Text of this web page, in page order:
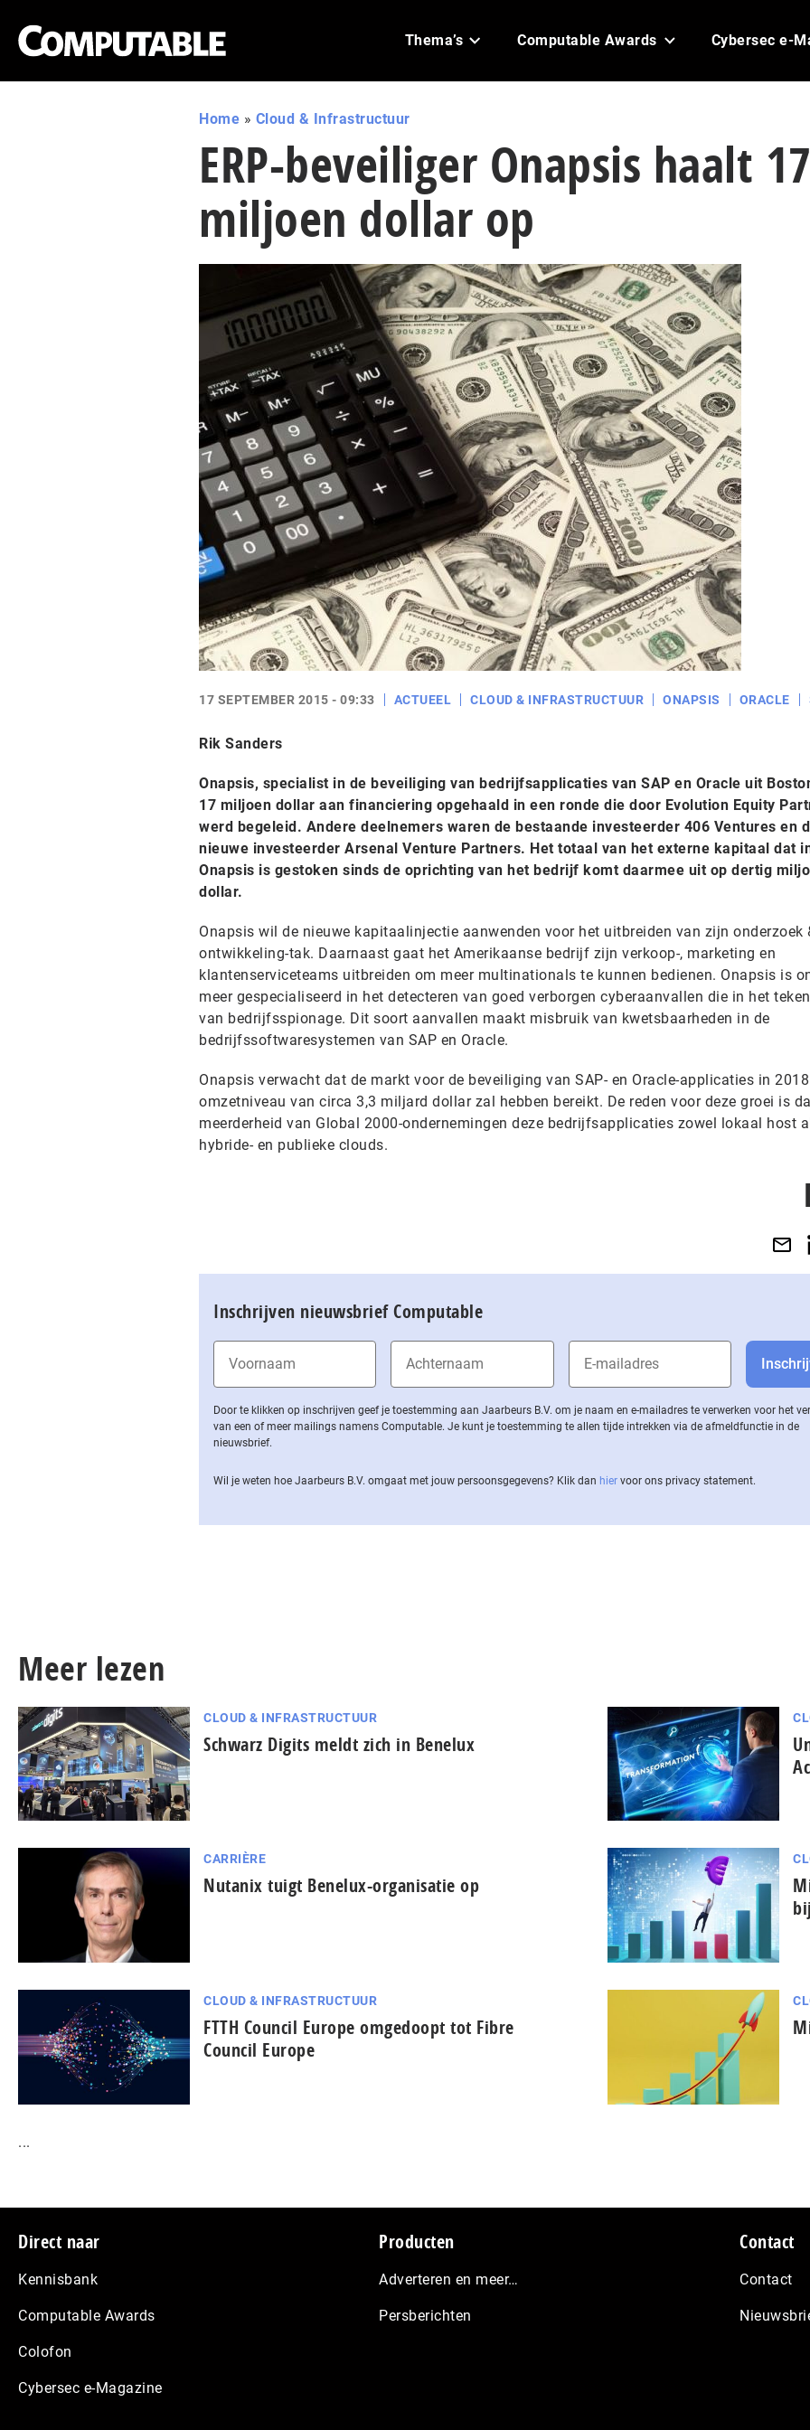
Thema’s Computable Awards Cybersec e-
Home » Cloud & Infrastructuur
ERP-beveiliger Onapsis haalt 17
miljoen dollar op
17 SEPTEMBER 2015 - 09:33 ACTUEEL CLOUD & INFRASTRUCTUUR ONAPSIS ORACLE
Rik Sanders
Onapsis, specialist in de beveiliging van bedrijfsapplicaties van SAP en Oracle uit
17 miljoen dollar aan financiering opgehaald in een ronde die door Evolution Equity
werd begeleid. Andere deelnemers waren de bestaande investeerder 406 Ventures en
nieuwe investeerder Arsenal Venture Partners. Het totaal van het externe kapitaal dat
Onapsis is gestoken sinds de oprichting van het bedrijf komt daarmee uit op dertig
dollar.
Onapsis wil de nieuwe kapitaalinjectie aanwenden voor het uitbreiden van zijn onderzoek
ontwikkeling-tak. Daarnaast gaat het Amerikaanse bedrijf zijn verkoop-, marketing en
klantenserviceteams uitbreiden om meer multinationals te kunnen bedienen. Onapsis is
meer gespecialiseerd in het detecteren van goed verborgen cyberaanvallen die in het
van bedrijfsspionage. Dit soort aanvallen maakt misbruik van kwetsbaarheden in de
bedrijfssoftwaresystemen van SAP en Oracle.
Onapsis verwacht dat de markt voor de beveiliging van SAP- en Oracle-applicaties in
omzetniveau van circa 3,3 miljard dollar zal hebben bereikt. De reden voor deze groei is
meerderheid van Global 2000-ondernemingen deze bedrijfsapplicaties zowel lokaal host
hybride- en publieke clouds.
Inschrijven nieuwsbrief Computable
Door te klikken op inschrijven geef je toestemming aan Jaarbeurs B.V. om je naam en e-mailadres te verwerken voor het
van een of meer mailings namens Computable. Je kunt je toestemming te allen tijde intrekken via de af­meld­func­tie in de
nieuwsbrief.
Wil je weten hoe Jaarbeurs B.V. omgaat met jouw per­soons­ge­ge­vens? Klik dan hier voor ons privacy statement.
Meer lezen
CLOUD & INFRASTRUCTUUR
Schwarz Digits meldt zich in Benelux
CARRIÈRE
Nutanix tuigt Benelux-organisatie op
CLOUD & INFRASTRUCTUUR
FTTH Council Europe omgedoopt tot Fibre
Council Europe
...
Footer
Direct naar
Kennisbank
Computable Awards
Colofon
Cybersec e-Magazine
Producten
Adverteren en meer…
Persberichten
Contact
Contact